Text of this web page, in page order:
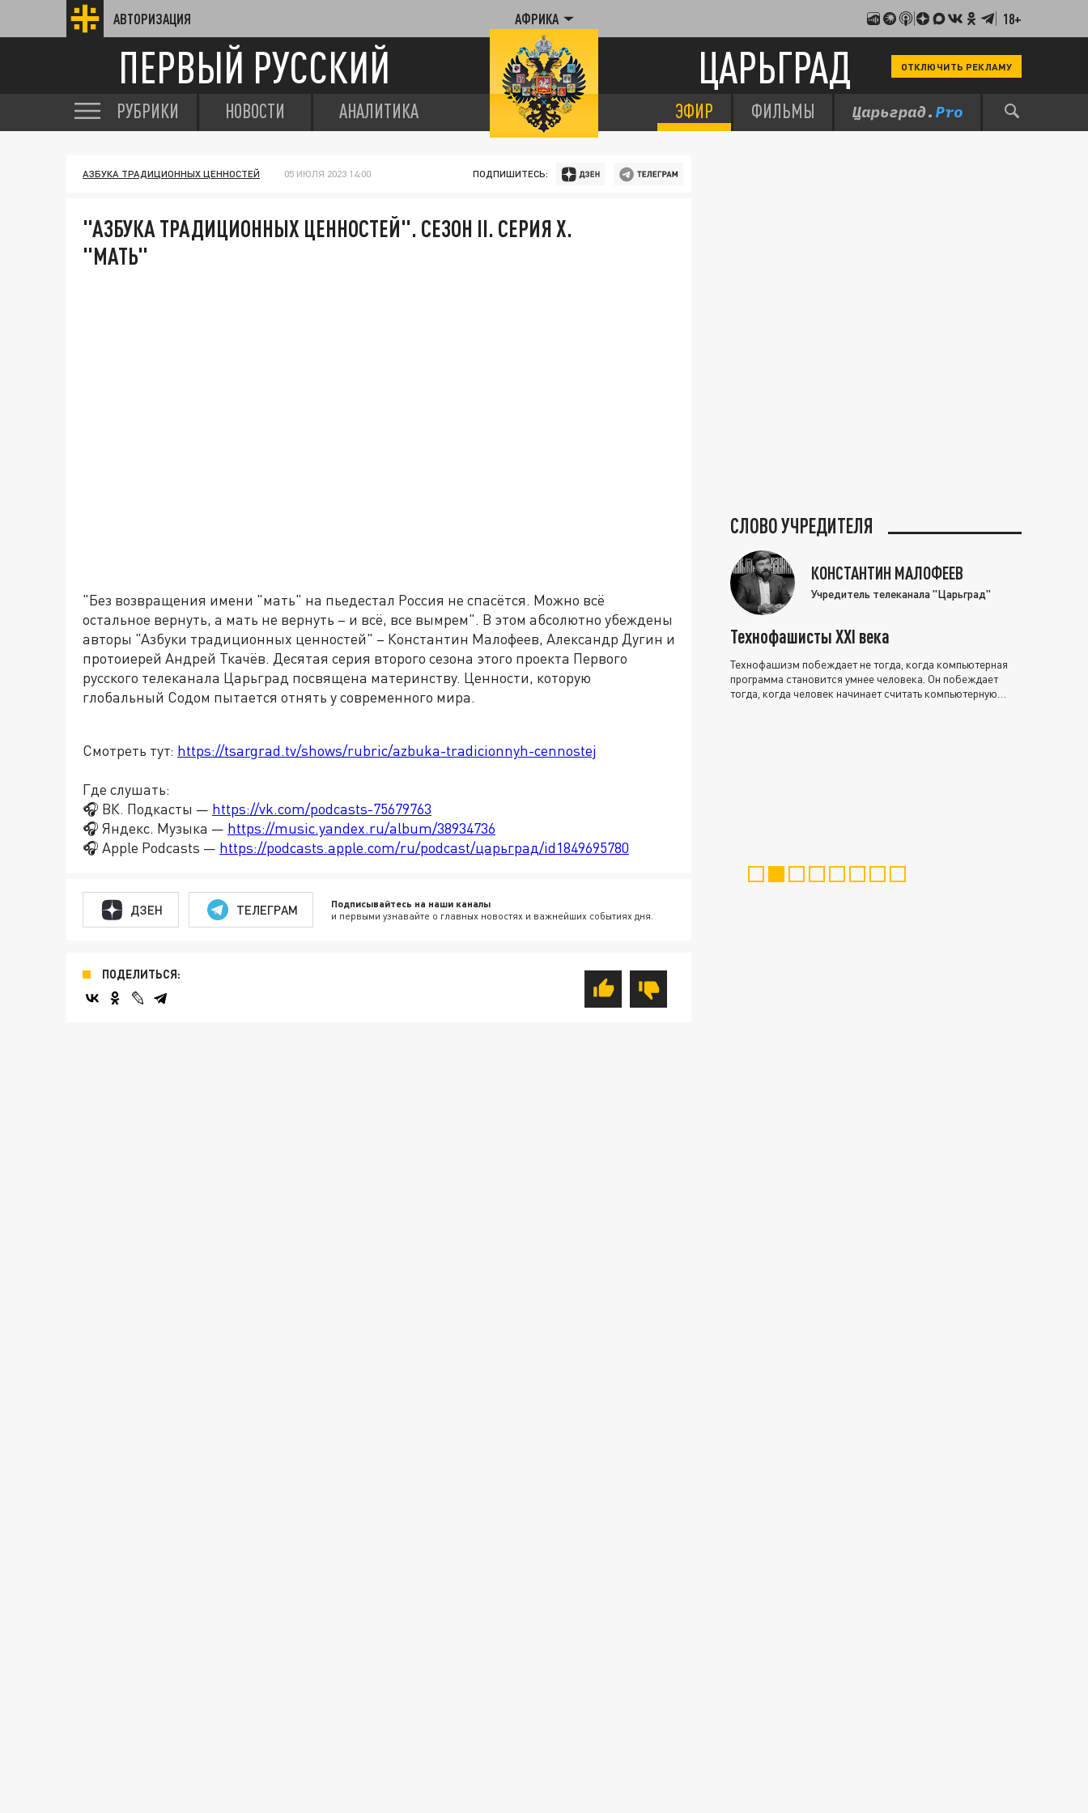
АВТОРИЗАЦИЯ АФРИКА 18+
ПЕРВЫЙ РУССКИЙ ЦАРЬГРАД ОТКЛЮЧИТЬ РЕКЛАМУ
РУБРИКИ НОВОСТИ АНАЛИТИКА ЭФИР ФИЛЬМЫ
АЗБУКА ТРАДИЦИОННЫХ ЦЕННОСТЕЙ 05 ИЮЛЯ 2023 14:00 ПОДПИШИТЕСЬ:
"АЗБУКА ТРАДИЦИОННЫХ ЦЕННОСТЕЙ". СЕЗОН II. СЕРИЯ X.
"МАТЬ"
"Без возвращения имени "мать" на пьедестал Россия не спасётся. Можно всё
остальное вернуть, а мать не вернуть – и всё, все вымрем". В этом абсолютно убеждены
авторы "Азбуки традиционных ценностей" – Константин Малофеев, Александр Дугин и
протоиерей Андрей Ткачёв. Десятая серия второго сезона этого проекта Первого
русского телеканала Царьград посвящена материнству. Ценности, которую
глобальный Содом пытается отнять у современного мира.
Смотреть тут: https://tsargrad.tv/shows/rubric/azbuka-tradicionnyh-cennostej
Где слушать:
🎧 ВК. Подкасты — https://vk.com/podcasts-75679763
🎧 Яндекс. Музыка — https://music.yandex.ru/album/38934736
🎧 Apple Podcasts — https://podcasts.apple.com/ru/podcast/царьград/id1849695780
ДЗЕН ТЕЛЕГРАМ Подписывайтесь на наши каналы
и первыми узнавайте о главных новостях и важнейших событиях дня.
ПОДЕЛИТЬСЯ:
СЛОВО УЧРЕДИТЕЛЯ
КОНСТАНТИН МАЛОФЕЕВ
Учредитель телеканала "Царьград"
Технофашисты XXI века
Технофашизм побеждает не тогда, когда компьютерная
программа становится умнее человека. Он побеждает
тогда, когда человек начинает считать компьютерную